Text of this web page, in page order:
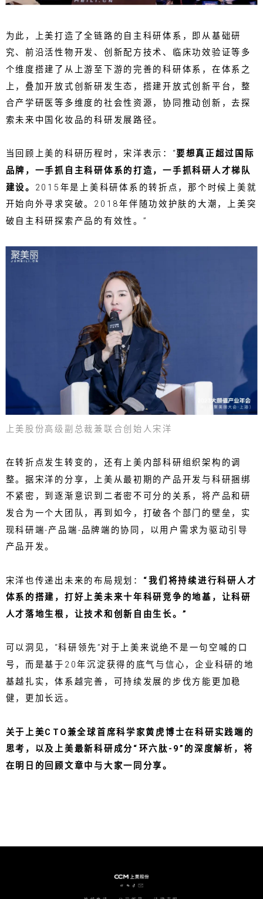
为此，上美打造了全链路的自主科研体系，即从基础研
究、前沿活性物开发、创新配方技术、临床功效验证等多
个维度搭建了从上游至下游的完善的科研体系，在体系之
上，叠加开放式创新研发生态，搭建开放式创新平台，整
合产学研医等多维度的社会性资源，协同推动创新，去探
索未来中国化妆品的科研发展路径。
当回顾上美的科研历程时，宋洋表示：“要想真正超过国际
品牌，一手抓自主科研体系的打造，一手抓科研人才梯队
建设。 2015年是上美科研体系的转折点，那个时候上美就
开始向外寻求突破。2018年伴随功效护肤的大潮，上美突
破自主科研探索产品的有效性。”
上美股份高级副总裁兼联合创始人宋洋
在转折点发生转变的，还有上美内部科研组织架构的调
整。据宋洋的分享，上美从最初期的产品开发与科研捆绑
不紧密，到逐渐意识到二者密不可分的关系，将产品和研
发合为一个大团队，再到如今，打破各个部门的壁垒，实
现科研端-产品端-品牌端的协同，以用户需求为驱动引导
产品开发。
宋洋也传递出未来的布局规划： “我们将持续进行科研人才
体系的搭建，打好上美未来十年科研竞争的地基，让科研
人才落地生根，让技术和创新自由生长。”
可以洞见，“科研领先”对于上美来说绝不是一句空喊的口
号，而是基于20年沉淀获得的底气与信心，企业科研的地
基越扎实，体系越完善，可持续发展的步伐方能更加稳
健，更加长远。
关于上美CTO兼全球首席科学家黄虎博士在科研实践端的
思考，以及上美最新科研成分“环六肽-9”的深度解析，将
在明日的回顾文章中与大家一同分享。